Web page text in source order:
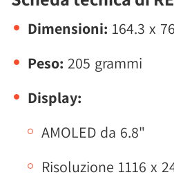
Dimensioni: 164.3 x
Peso: 205 grammi
Display:
AMOLED da 6.8"
Risoluzione 1116 x